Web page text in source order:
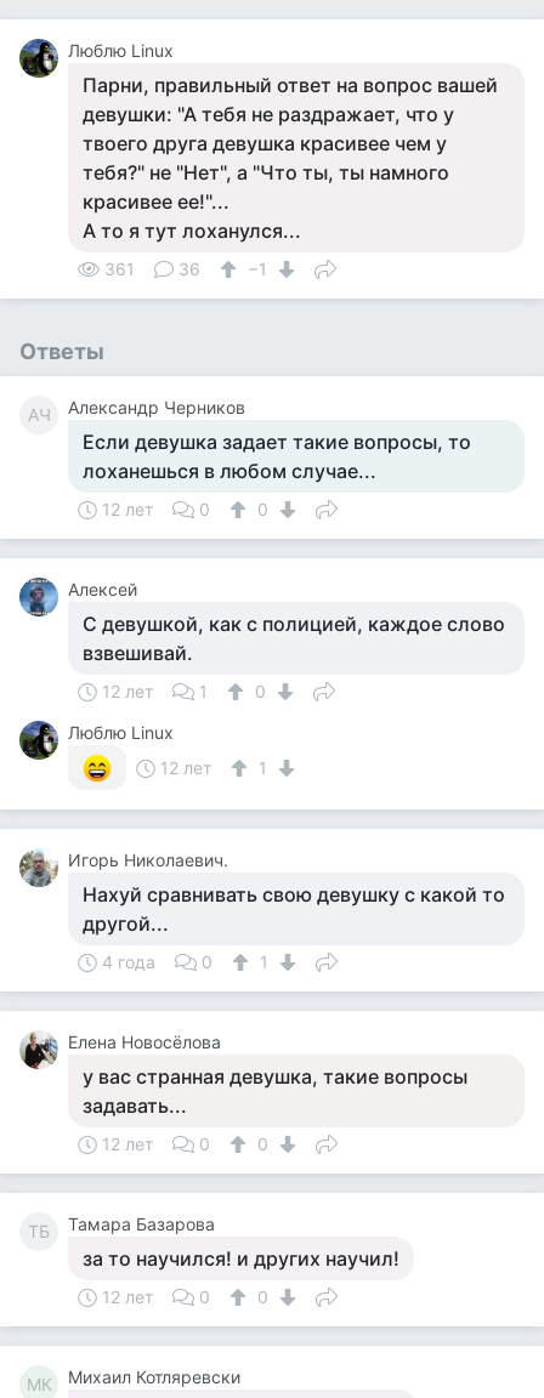
Люблю Linux
Парни, правильный ответ на вопрос вашей
девушки: "А тебя не раздражает, что у
твоего друга девушка красивее чем у
тебя?" не "Нет", а "Что ты, ты намного
красивее ее!"...
А то я тут лоханулся...
361 36 −1
Ответы
АЧ Александр Черников
Если девушка задает такие вопросы, то
лоханешься в любом случае...
12 лет 0 0
Алексей
С девушкой, как с полицией, каждое слово
взвешивай.
12 лет 1
0
Люблю Linux
12 лет
1
Игорь Николаевич.
Нахуй сравнивать свою девушку с какой то
другой...
4 года 0 1
Елена Новосёлова
у вас странная девушка, такие вопросы
задавать...
12 лет 0 0
ТБ Тамара Базарова
за то научился! и других научил!
12 лет 0 0
МК Михаил Котляревски